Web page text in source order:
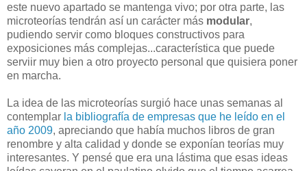
este nuevo apartado se mantenga vivo; por otra parte, las
microteorías tendrán así un carácter más modular,
pudiendo servir como bloques constructivos para
exposiciones más complejas...característica que puede
serviir muy bien a otro proyecto personal que quisiera poner
en marcha.
La idea de las microteorías surgió hace unas semanas al
contemplar la bibliografía de empresas que he leído en el
año 2009, apreciando que había muchos libros de gran
renombre y alta calidad y donde se exponían teorías muy
interesantes. Y pensé que era una lástima que esas ideas